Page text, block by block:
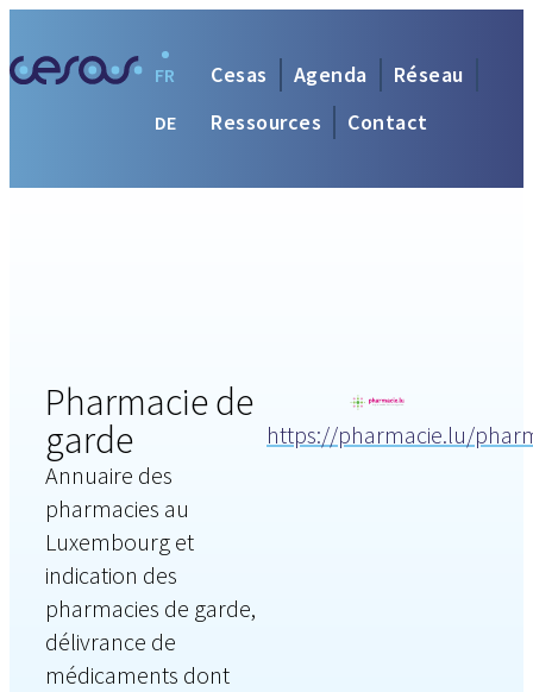
Cesas Agenda
Réseau
Ressources
Contact
FR
DE
Pharmacie de
garde
Annuaire des
pharmacies au
Luxembourg et
indication des
pharmacies de garde,
délivrance de
médicaments dont
https://pharmacie.lu/